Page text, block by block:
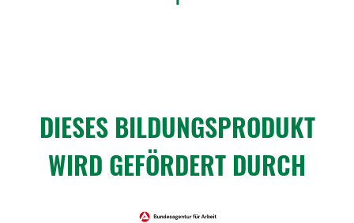
DIESES BILDUNGS­PRO­DUKT
WIRD GEFÖR­DERT DURCH